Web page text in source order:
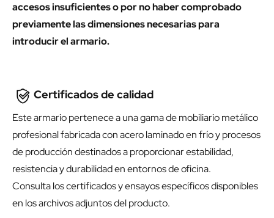
accesos insuficientes o por no haber comprobado
previamente las dimensiones necesarias para
introducir el armario.
Certificados de calidad
Este armario pertenece a una gama de mobiliario metálico
profesional fabricada con acero laminado en frío y procesos
de producción destinados a proporcionar estabilidad,
resistencia y durabilidad en entornos de oficina.
Consulta los certificados y ensayos específicos disponibles
en los archivos adjuntos del producto.